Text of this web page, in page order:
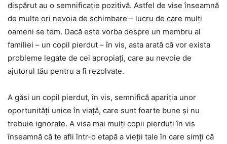
dispărut au o semnificație pozitivă. Astfel de vise înseamnă
de multe ori nevoia de schimbare – lucru de care mulți
oameni se tem. Dacă este vorba despre un membru al
familiei – un copil pierdut – în vis, asta arată că vor exista
probleme legate de cei apropiați, care au nevoie de
ajutorul tău pentru a fi rezolvate.
A găsi un copil pierdut, în vis, semnifică apariția unor
oportunități unice în viață, care sunt foarte bune și nu
trebuie ignorate. A visa mai mulți copii pierduți în vis
înseamnă că te afli într-o etapă a vieții tale în care simți că